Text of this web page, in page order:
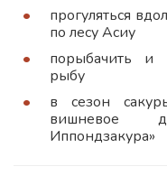
прогуляться
по лесу Асиу
порыбачить и
рыбу
в сезон
вишневое
Иппондзакура»